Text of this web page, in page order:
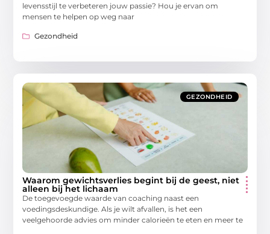
levensstijl te verbeteren jouw passie? Hou je ervan om
mensen te helpen op weg naar
Gezondheid
GEZONDHEID
Waarom gewichtsverlies begint bij de geest, niet
alleen bij het lichaam
De toegevoegde waarde van coaching naast een
voedingsdeskundige. Als je wilt afvallen, is het een
veelgehoorde advies om minder calorieën te eten en meer te